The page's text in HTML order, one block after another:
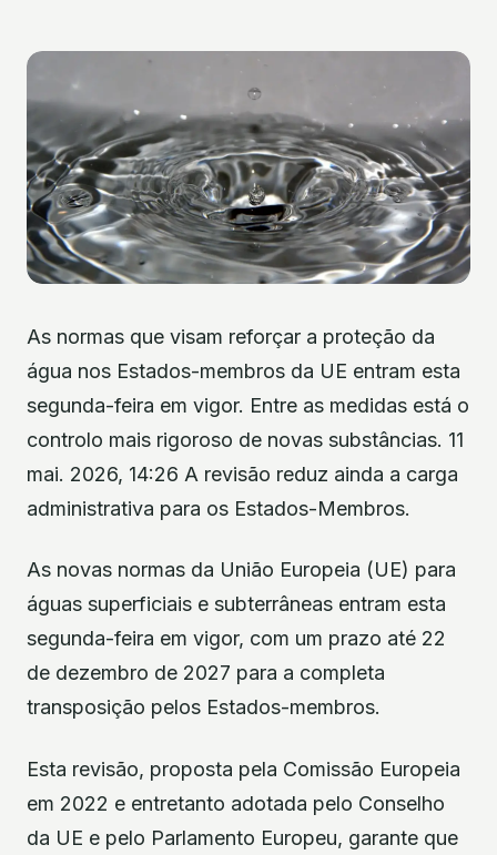
As normas que visam reforçar a proteção da
água nos Estados-membros da UE entram esta
segunda-feira em vigor. Entre as medidas está o
controlo mais rigoroso de novas substâncias. 11
mai. 2026, 14:26 A revisão reduz ainda a carga
administrativa para os Estados-Membros.
As novas normas da União Europeia (UE) para
águas superficiais e subterrâneas entram esta
segunda-feira em vigor, com um prazo até 22
de dezembro de 2027 para a completa
transposição pelos Estados-membros.
Esta revisão, proposta pela Comissão Europeia
em 2022 e entretanto adotada pelo Conselho
da UE e pelo Parlamento Europeu, garante que